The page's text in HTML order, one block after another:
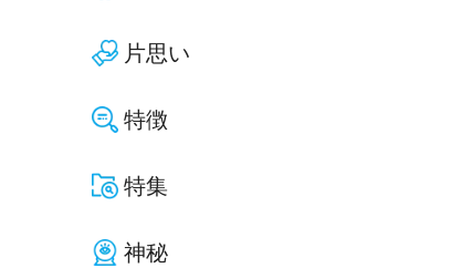
片思い
特徴
特集
神秘